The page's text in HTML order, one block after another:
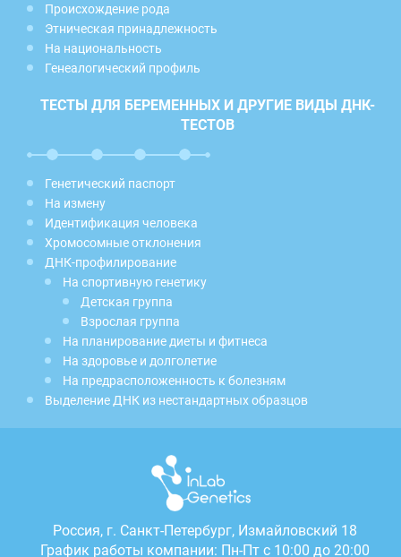
Происхождение рода
Этническая принадлежность
На национальность
Генеалогический профиль
ТЕСТЫ ДЛЯ БЕРЕМЕННЫХ И ДРУГИЕ ВИДЫ ДНК-
ТЕСТОВ
Генетический паспорт
На измену
Идентификация человека
Хромосомные отклонения
ДНК-профилирование
На спортивную генетику
Детская группа
Взрослая группа
На планирование диеты и фитнеса
На здоровье и долголетие
На предрасположенность к болезням
Выделение ДНК из нестандартных образцов
Россия, г. Санкт-Петербург, Измайловский 18
График работы компании: Пн-Пт с 10:00 до 20:00